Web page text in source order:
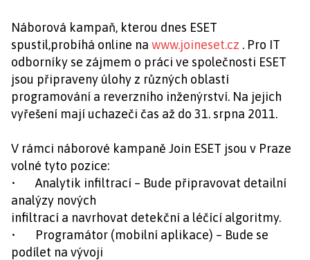
Náborová kampaň, kterou dnes ESET
spustil,probíhá online na www.joineset.cz . Pro IT
odborníky se zájmem o práci ve společnosti ESET
jsou připraveny úlohy z různých oblastí
programování a reverzního inženýrství. Na jejich
vyřešení mají uchazeči čas až do 31. srpna 2011.
V rámci náborové kampaně Join ESET jsou v Praze
volné tyto pozice:
• Analytik infiltrací – Bude připravovat detailní
analýzy nových
infiltrací a navrhovat detekční a léčící algoritmy.
• Programátor (mobilní aplikace) – Bude se
podílet na vývoji